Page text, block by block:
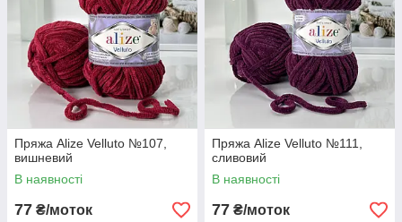
Пряжа Alize Velluto №107,
вишневий
В наявності
77 ₴/моток
Пряжа Alize Velluto №111,
сливовий
В наявності
77 ₴/моток